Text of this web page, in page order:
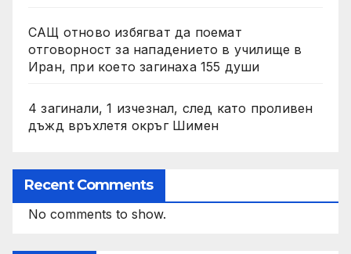
САЩ отново избягват да поемат
отговорност за нападението в училище в
Иран, при което загинаха 155 души
4 загинали, 1 изчезнал, след като проливен
дъжд връхлетя окръг Шимен
Recent Comments
No comments to show.